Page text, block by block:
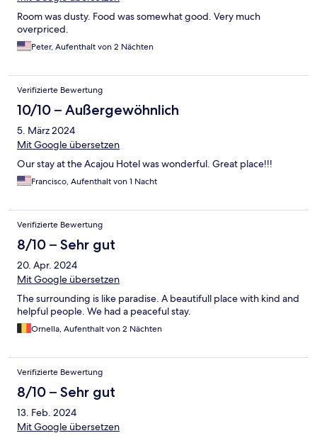
Room was dusty. Food was somewhat good. Very much
overpriced.
Peter, Aufenthalt von 2 Nächten
Verifizierte Bewertung
10/10 – Außergewöhnlich
5. März 2024
Mit Google übersetzen
Our stay at the Acajou Hotel was wonderful. Great place!!!
Francisco, Aufenthalt von 1 Nacht
Verifizierte Bewertung
8/10 – Sehr gut
20. Apr. 2024
Mit Google übersetzen
The surrounding is like paradise. A beautifull place with kind and
helpful people. We had a peaceful stay.
Ornella, Aufenthalt von 2 Nächten
Verifizierte Bewertung
8/10 – Sehr gut
13. Feb. 2024
Mit Google übersetzen